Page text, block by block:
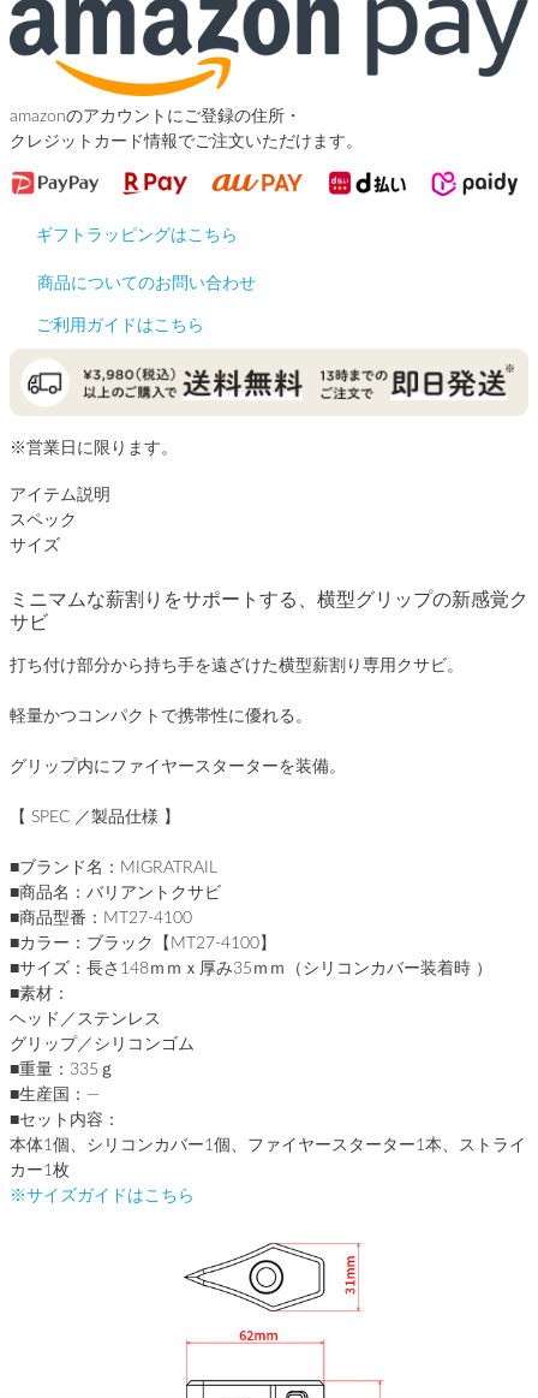
amazonのアカウントにご登録の住所・
クレジットカード情報でご注文いただけます。
ギフトラッピングはこちら
商品についてのお問い合わせ
ご利用ガイドはこちら
※営業日に限ります。
アイテム説明
スペック
サイズ
ミニマムな薪割りをサポートする、横型グリップの新感覚ク
サビ
打ち付け部分から持ち手を遠ざけた横型薪割り専用クサビ。
軽量かつコンパクトで携帯性に優れる。
グリップ内にファイヤースターターを装備。
【 SPEC ／製品仕様 】
■ブランド名：MIGRATRAIL
■商品名：バリアントクサビ
■商品型番：MT27-4100
■カラー：ブラック【MT27-4100】
■サイズ：長さ148ｍｍｘ厚み35ｍｍ（シリコンカバー装着時 ）
■素材：
ヘッド／ステンレス
グリップ／シリコンゴム
■重量：335ｇ
■生産国：―
■セット内容：
本体1個、シリコンカバー1個、ファイヤースターター1本、ストライ
カー1枚
※サイズガイドはこちら